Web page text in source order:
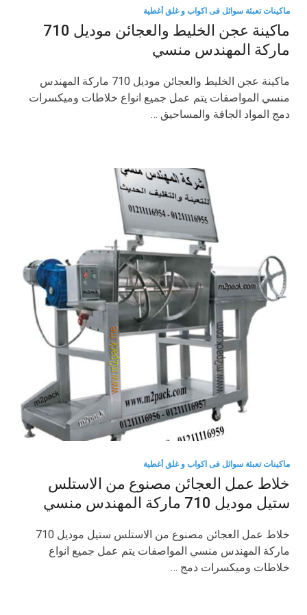
ماكينات تعبئة سوائل فى اكواب و غلق أغطية
ماكينة عجن الخليط والعجائن موديل 710
ماركة المهندس منسي
ماكينة عجن الخليط والعجائن موديل 710 ماركة المهندس
منسي المواصفات يتم عمل جميع انواع خلاطات وميكسرات
دمج المواد الجافة والمساحيق …
ماكينات تعبئة سوائل فى اكواب و غلق أغطية
خلاط عمل العجائن مصنوع من الاستلس
ستيل موديل 710 ماركة المهندس منسي
خلاط عمل العجائن مصنوع من الاستلس ستيل موديل 710
ماركة المهندس منسي المواصفات يتم عمل جميع انواع
خلاطات وميكسرات دمج …